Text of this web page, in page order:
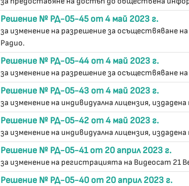
Решение № РД-05-45 от 4 май 2023 г.
за изменение на разрешение за осъществяване
Радио.
Решение № РД-05-44 от 4 май 2023 г.
за изменение на разрешение за осъществяване
Решение № РД-05-43 от 4 май 2023 г.
за изменение на индивидуална лицензия,
Решение № РД-05-42 от 4 май 2023 г.
за изменение на индивидуална лицензия,
Решение № РД-05-41 от 20 април 2023 г.
за изменение на регистрацията на Видеосат 21
Решение № РД-05-40 от 20 април 2023 г.